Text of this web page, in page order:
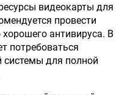
видеокарты для
провести
антивируса. В
потребоваться
системы для полной